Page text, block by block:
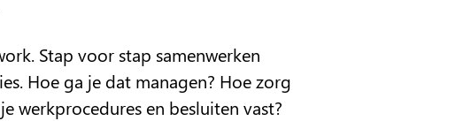
Stap voor stap samenwerken
Hoe ga je dat managen? Hoe zorg
werkprocedures en besluiten vast?